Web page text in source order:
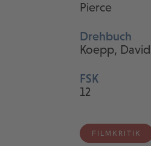
Pierce
Drehbuch
Koepp, David
FSK
12
FILMKRITIK